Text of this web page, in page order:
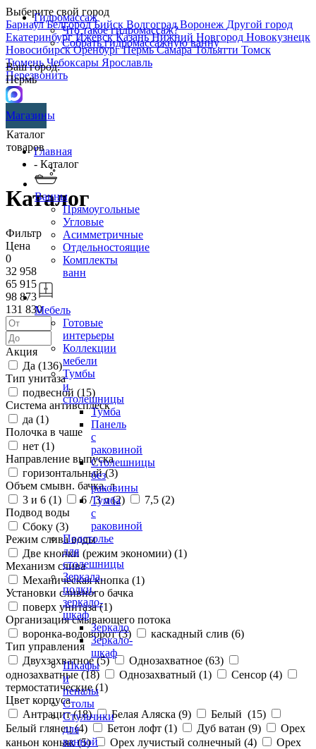
Выберите свой город
БарнаулБелгородБийск ВолгоградВоронеж Другой город
ЕкатеринбургИжевскКазаньНижний Новгород Новокузнецк
НовосибирскОренбургПермьСамараТольятти Томск
ТюменьЧебоксары Ярославль
Перезвонить
Гидромассаж
Что такое гидромассаж?
Собрать гидромассажную ванну
Ваш город:
Пермь
Магазины
Каталог
товаров
Ванны
Прямоугольные
Угловые
Асимметричные
Отдельностоящие
Комплекты
ванн
Мебель
Готовые
интерьеры
Коллекции
мебели
Тумбы
и
столешницы
Тумба
Панель
с
раковиной
Столешницы
без
раковины
Тумба
с
раковиной
Подстолье
для
столешницы
Зеркала,
полки,
зеркало-
шкаф
Зеркало
Зеркало-
шкаф
Шкафы
и
пеналы
Столы
Стульчики
для
ванной
Главная
- Каталог
Каталог
Фильтр
Цена
0
32 958
65 915
98 873
131 830
Акция
Да (136)
Тип унитаза
подвесной (15)
Система антивсплеск
да (1)
Полочка в чаше
нет (1)
Направление выпуска
горизонтальный (3)
Объем смывн. бачка, л
3 и 6 (1) 6 / 3 л (2) 7,5 (2)
Подвод воды
Сбоку (3)
Режим слива воды
Две кнопки (режим экономии) (1)
Механизм слива
Механическая кнопка (1)
Установки сливного бачка
поверх унитаза (1)
Организация смывающего потока
воронка-водоворот (3) каскадный слив (6)
Тип управления
Двухзахватное (5) Однозахватное (63)
однозахватные (18) Однозахватный (1) Сенсор (4)
термостатические (1)
Цвет корпуса
Антрацит (18) Белая Аляска (9) Белый (15)
Белый глянец (4) Бетон лофт (1) Дуб ватан (9)
Орех
каньон коньяк (5) Орех лучистый солнечный (4)
Орех